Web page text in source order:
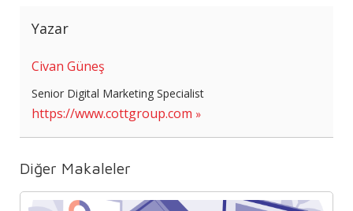
Yazar
Civan Güneş
Senior Digital Marketing Specialist
https://www.cottgroup.com
Diğer Makaleler